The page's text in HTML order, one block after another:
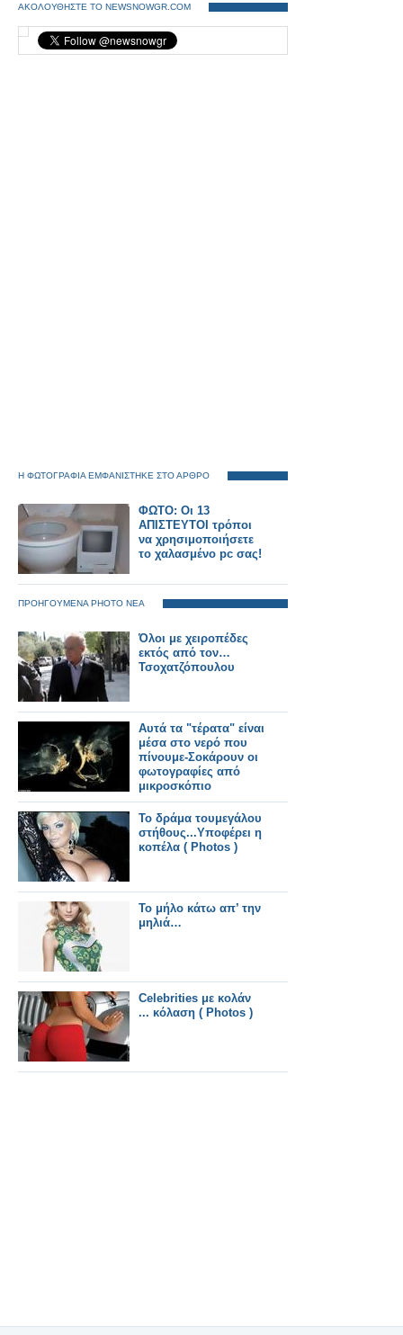
ΑΚΟΛΟΥΘΗΣΤΕ ΤΟ NEWSNOWGR.COM
Η ΦΩΤΟΓΡΑΦΙΑ ΕΜΦΑΝΙΣΤΗΚΕ ΣΤΟ ΑΡΘΡΟ
ΦΩΤΟ: Οι 13
ΑΠΙΣΤΕΥΤΟΙ τρόποι
να χρησιμοποιήσετε
το χαλασμένο pc σας!
ΠΡΟΗΓΟΥΜΕΝΑ PHOTO ΝΕΑ
Όλοι με χειροπέδες
εκτός από τον…
Τσοχατζόπουλου
Αυτά τα "τέρατα" είναι
μέσα στο νερό που
πίνουμε-Σοκάρουν οι
φωτογραφίες από
μικροσκόπιο
Το δράμα τουμεγάλου
στήθους...Υποφέρει η
κοπέλα ( Photos )
Το μήλο κάτω απ’ την
μηλιά…
Celebrities με κολάν
... κόλαση ( Photos )